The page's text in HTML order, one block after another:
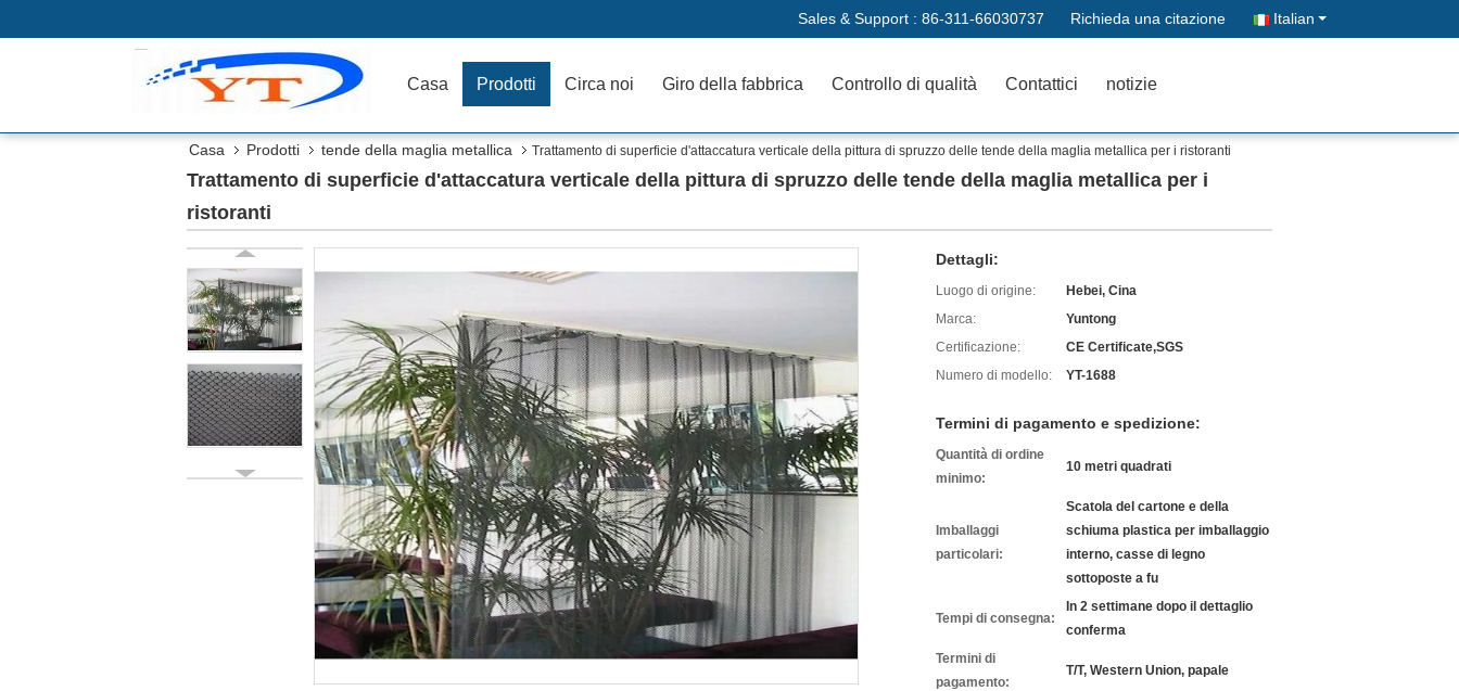
Sales & Support : 86-311-66030737 Richieda una citazione Italian
Casa Prodotti Circa noi Giro della fabbrica Controllo di qualità Contattici notizie
Casa Prodotti tende della maglia metallica Trattamento di superficie d'attaccatura verticale della pittura di spruzzo delle tende della maglia metallica per i ristoranti
Trattamento di superficie d'attaccatura verticale della pittura di spruzzo delle tende della maglia metallica per i
ristoranti
Dettagli:
Luogo di origine:
Hebei, Cina
Marca:
Yuntong
Certificazione:
CE Certificate,SGS
Numero di modello:
YT-1688
Termini di pagamento e spedizione:
Quantità di ordine
minimo:
10 metri quadrati
Imballaggi
particolari:
Scatola del cartone e della
schiuma plastica per imballaggio
interno, casse di legno
sottoposte a fu
Tempi di consegna:
In 2 settimane dopo il dettaglio
conferma
Termini di
pagamento:
T/T, Western Union, papale